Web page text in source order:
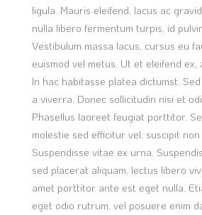
ligula. Mauris eleifend, lacus ac
nulla libero fermentum turpis, id
Vestibulum massa lacus, cursus eu
euismod vel metus. Ut et eleifend ex,
In hac habitasse platea dictumst.
a viverra. Donec sollicitudin nisi et
Phasellus laoreet feugiat porttitor.
molestie sed efficitur vel, suscipit non
Suspendisse vitae ex urna.
sed placerat aliquam, lectus libero
amet porttitor ante est eget nulla.
eget odio rutrum, vel posuere enim